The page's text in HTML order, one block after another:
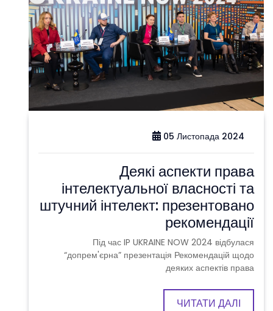
05 Листопада 2024
Деякі аспекти права
інтелектуальної власності та
штучний інтелект: презентовано
рекомендації
Під час IP UKRAINE NOW 2024 відбулася
“допрем'єрна” презентація Рекомендацій щодо
деяких аспектів права
ЧИТАТИ ДАЛІ